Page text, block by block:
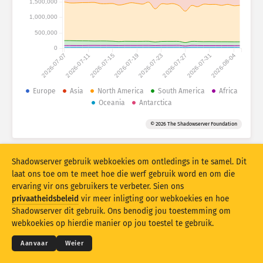
Aanvalstatistieke: Toestelle
Lande
Limiet
Oorvleueling
Dateer op Stel terug
Laai as PNG af
2026-07-072026-07-112026-07-152026-07-192026-07-232026-07-272026-07-312026-08-04
0
500,000
1,000,000
1,500,000
Europe Asia North America South America
Africa
Oceania
Antarctica
© 2026 The Shadowserver Foundation
© 2026THE SHADOWSERVER FOUNDATION
Privaatheid en bepalings
Kontak ons Krediete
Shadowserver gebruik webkoekies om ontledings in te samel. Dit
laat ons toe om te meet hoe die werf gebruik word en om die
ervaring vir ons gebruikers te verbeter. Sien ons
privaatheidsbeleid vir meer inligting oor webkoekies en hoe
Shadowserver dit gebruik. Ons benodig jou toestemming om
webkoekies op hierdie manier op jou toestel te gebruik.
Aanvaar Weier